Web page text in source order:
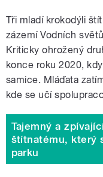
Tři mladí krokodýli
zázemí Vodních
Kriticky ohrožený
konce roku 2020,
samice. Mláďata
kde se učí
Tajemný a
štítnatému, který
parku